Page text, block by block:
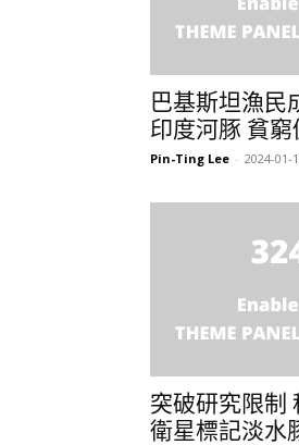
巴基斯坦漁民
印度河豚 貧窮
Pin-Ting Lee - 2024-01-
突破研究限制
衛星標記淡水